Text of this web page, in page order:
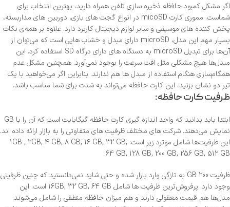
اگر مشکل کمبود حافظه ذخیره سازی تلفن همراه دارید، بهترین انتخاب برای
شماست. مموری کارت micoSD در انواع گجت های بازی، دوربین های مداربسته،
پخش کننده های موسیقی و سایر لوازم دیجیتال کاربرد دارد. علاوه بر همه‌ی نکات
بسیار مهم این مدل، microSD دارای مبدل و خشاب هایی است که می‌توان از
آن‌ها برای تبدیل microSD به دستگاه های دارای درگاه SD استفاده کرد. این
مبدل‌ها هیچ مشکلی مثل افت سرعت را بوجود نمی‌آورد. همچنین مشکل عدم
همگام‌سازی هنگام استفاده از مبدل ها هم ندارند. بنابراین اگر می‌خواهید با یک
تیر دو نشان بزنید، این کارت حافظه می‌تواند به شدت برای شما مناسب باشد.
ظرفیت کارت حافظه:
ابتدا باید بدانید که واحد اندازه گیری کارت حافظه گیگابایت است که آن را با GB
نمایش می‌دهند. شرکت های مختلف ظرفیت های متفاوتی را به بازار ارائه داده اند.
این ظرفیت‌ها شامل موترد زیر است: 1GB , 2GB, 4 GB, 8 GB, 16 GB, 32 GB,
64 GB, 128 GB, 200 GB, 256 GB, 512 GB
ظرفیت 200 GB به تازگی وارد بازار شده و حتی شاید نمی‌دانستید که چنین ظرفیتی
وجود دارد. پرفروش‌ترین ظرفیت ها شامل 16GB, 32 GB, 64 GB است. این
مدل‌ها هم قیمت معقولی دارند و هم میزان حافظه منطقی را شامل می‌شوند.